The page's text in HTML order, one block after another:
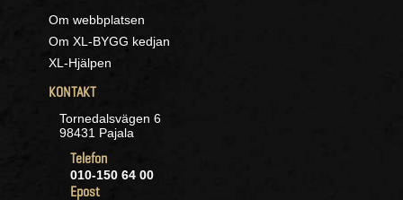
Om webbplatsen
Om XL-BYGG kedjan
XL-Hjälpen
KONTAKT
Tornedalsvägen 6
98431 Pajala
Telefon
010-150 64 00
Epost